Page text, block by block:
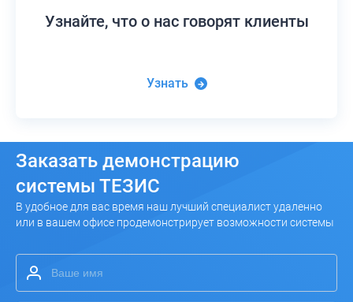
Узнайте,что о нас говорят клиенты
Узнать
Заказать демонстрацию
системы ТЕЗИС
В удобное для вас время наш лучший специалист удаленно
или в вашем офисе продемонстрирует возможности системы